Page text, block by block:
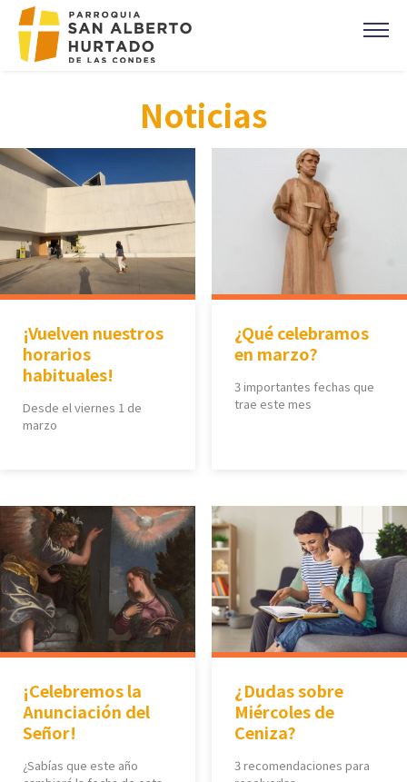
Click acá para ir directamente al contenido
EVANGELIO DEL DIA
PREVENCIÓN DE ABUSOS
Parroquia Padre Alberto Hurtado
CAMPAÑA 1%
CORONAS DE CARIDAD
Noticias
¡Vuelven nuestros
horarios
habituales!
Desde el viernes 1 de
marzo
¿Qué celebramos
en marzo?
3 importantes fechas que
trae este mes
¡Celebremos la
Anunciación del
Señor!
¿Sabías que este año
¿Dudas sobre
Miércoles de
Ceniza?
3 recomendaciones para